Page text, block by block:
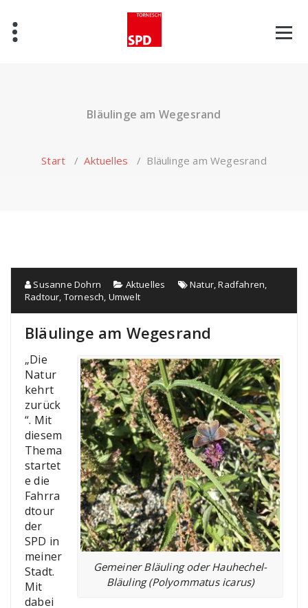
Inhalt
springen
Bläulinge am Wegesrand
Start /Aktuelles / Bläulinge am Wegesrand
Susanne Dohrn Aktuelles Natur ,Radfahren
Radtour Tornesch Umwelt
Bläulinge am Wegesrand
Gemeiner Bläuling oder Hauhechel-
Bläuling (Polyommatus icarus)
„Die
Natur
kehrt
zurück
“. Mit
diesem
Thema
startet
e die
Fahrra
dtour
der
SPD in
meiner
Stadt.
Mit
dabei